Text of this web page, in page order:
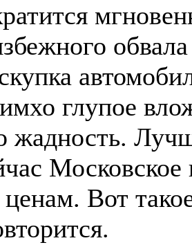
глупое
жадность.
Московское
Вот